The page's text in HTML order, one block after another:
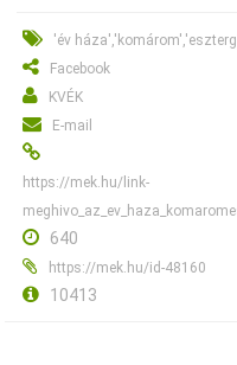
'év
Facebook
KVÉK
E-mail
https://mek.hu/link-
640
https://mek.hu/id-48160
10413